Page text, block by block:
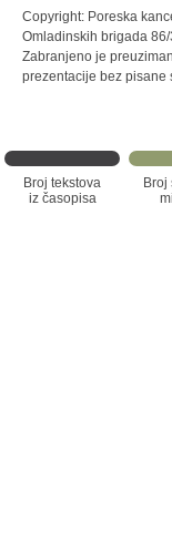
Copyright: Poreska
Omladinskih brigada
Zabranjeno je
prezentacije bez pisane
Broj tekstova
iz časopisa
Broj